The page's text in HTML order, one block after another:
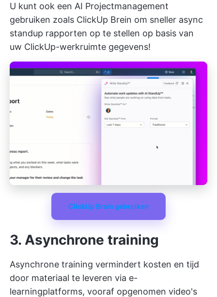
U kunt ook een AI Projectmanagement
gebruiken zoals ClickUp Brein om sneller async
standup rapporten op te stellen op basis van
uw ClickUp-werkruimte gegevens!
ClickUp Brain gebruiken
3. Asynchrone training
Asynchrone training vermindert kosten en tijd
door materiaal te leveren via e-
learningplatforms, vooraf opgenomen video's